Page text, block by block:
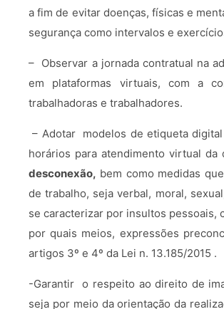
a fim de evitar doenças, físicas e
segurança como intervalos e
– Observar a jornada contratual na
em plataformas virtuais, com a
trabalhadoras e trabalhadores.
– Adotar modelos de etiqueta
horários para atendimento virtual da
desconexão, bem como medidas
de trabalho, seja verbal, moral,
se caracterizar por insultos pessoais,
por quais meios, expressões
artigos 3º e 4º da Lei n. 13.185/2015 .
-Garantir o respeito ao direito de
seja por meio da orientação da